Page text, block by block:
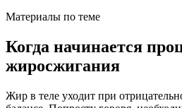
Материалы по теме
Когда начинается
жиросжигания
Жир в теле уходит при